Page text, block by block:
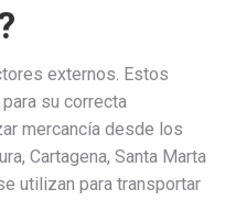
externos. Estos
su correcta
mercancía desde los
Cartagena, Santa Marta
utilizan para transportar